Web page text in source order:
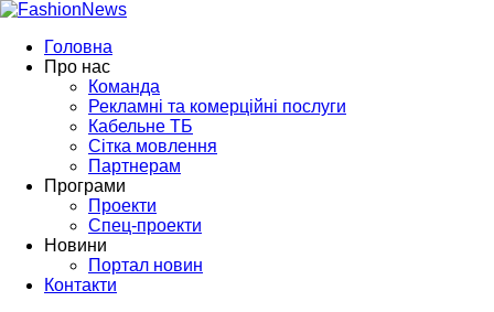
Головна
Про нас
Команда
Рекламні та комерційні послуги
Кабельне ТБ
Сітка мовлення
Партнерам
Програми
Проекти
Спец-проекти
Новини
Портал новин
Контакти